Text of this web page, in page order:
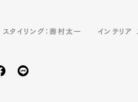
スタイリング：壽村太一
インテリア